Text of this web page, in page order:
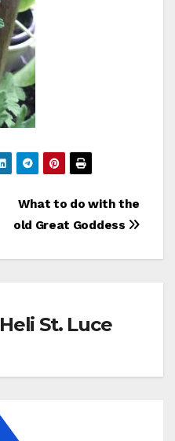
What to do with the
old Great Goddess
Heli St. Luce